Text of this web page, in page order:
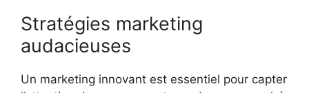
Stratégies marketing
audacieuses
Un marketing innovant est essentiel pour capter